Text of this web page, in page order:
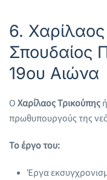
6. Χαρίλαος
Σπουδαίος
19ου Αιώνα
ΟΧαρίλαος Τρικούπης
πρωθυπουργούς της
Το έργο του:
Έργα